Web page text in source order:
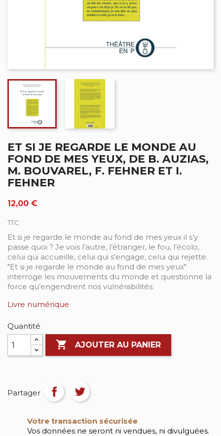
ET SI JE REGARDE LE MONDE AU
FOND DE MES YEUX, DE B. AUZIAS,
M. BOUVAREL, F. FEHNER ET I.
FEHNER
12,00 €
TTC
Et si je regarde le monde au fond de mes yeux il s’y
passe quoi ? Je vois l’autre, l’étranger, le fou, l’écolo,
celui qui accueille, celui qui s’engage, celui qui rejette.
"Et si je regarde le monde au fond de mes yeux"
interroge les mouvements du monde et questionne la
force qu’engendrent nos vulnérabilités.
Livre numérique
Quantité
 AJOUTER AU PANIER
Partager
Votre transaction sécurisée
Vos données ne seront ni vendues, ni divulguées.